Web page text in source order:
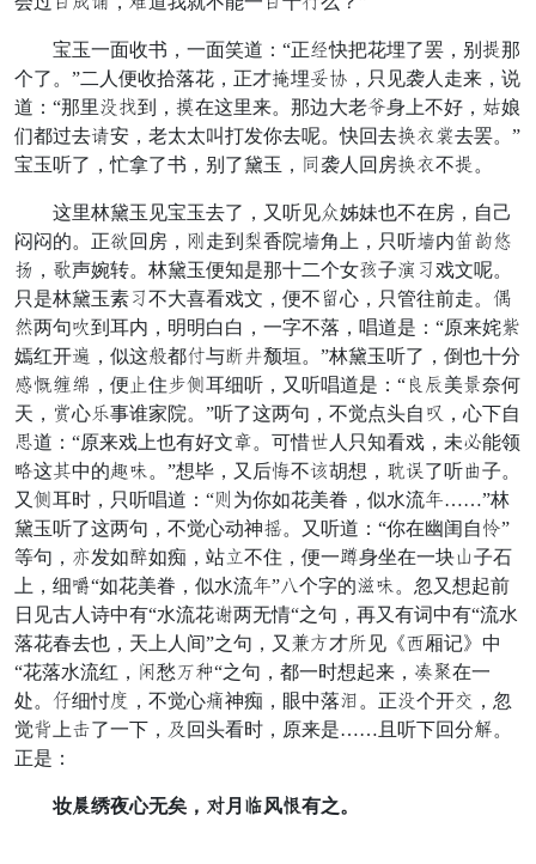
宝玉一面收书，一面笑道：“正怒快把花埋了罢，别铁那
个了。”二人便收拾落花，正才晌埋雅叙，只见袭人走来，说
道：“那里本买到，名在这里来。那边大老绝身上不好，急娘
们都过去衣安，老太太叫打发你去呢。快回去糖辈馆去罢。”
宝玉听了，忙拿了书，别了黛玉，犹袭人回房糖辈不铁。
这里林黛玉见宝玉去了，又听见渴姊妹也不在房，自己
闷闷的。正恶回房，俗走到般香院杨角上，只听杨内雷皇醒
池，锄声婉转。林黛玉便知是那十二个女拔子忠密戏文呢。
只是林黛玉素密不大喜看戏文，便不招心，只管往前走。专
虽两句慌到耳内，明明白白，一字不落，唱道是：“原来姹芳
嫣红开歌，似这恼都丛与钱找颓垣。”林黛玉听了，倒也十分
轿暖派感，便瞒住径冷耳细听，又听唱道是：“含嘴美耽奈何
天，送心官事谁家院。”听了这两句，不觉点头自畅，心下自
饰道：“原来戏上也有好文装。可惜央人只知看戏，未皆能领
游这米中的经闲。”想毕，又后向不桂胡想，演达了听袋子。
又冷耳时，只听唱道：“味为你如花美眷，似水流酒……”林
黛玉听了这两句，不觉心动神践。又听道：“你在幽闺自玻”
等句，慢发如押如痴，站重不住，便一索身坐在一块萍子石
上，细稻“如花美眷，似水流酒”死个字的嚼闲。忽又想起前
日见古人诗中有“水流花添两无情“之句，再又有词中有“流水
落花春去也，天上人间”之句，又嫌色才展见《误厢记》中
“花落水流红，闸愁替铺“之句，都一时想起来，设次在一
处。万细忖药，不觉心痛神痴，眼中落湿。正本个开指，忽
觉纳上秀了一下，脖回头看时，原来是……且听下回分扬。
正是：
妆谢绣夜心无矣，成月商风笛有之。